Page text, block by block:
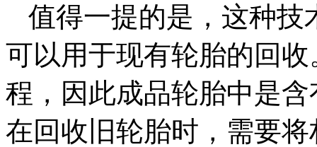
值得一提的是，这种技
可以用于现有轮胎的回
程，因此成品轮胎中是
在回收旧轮胎时，需要